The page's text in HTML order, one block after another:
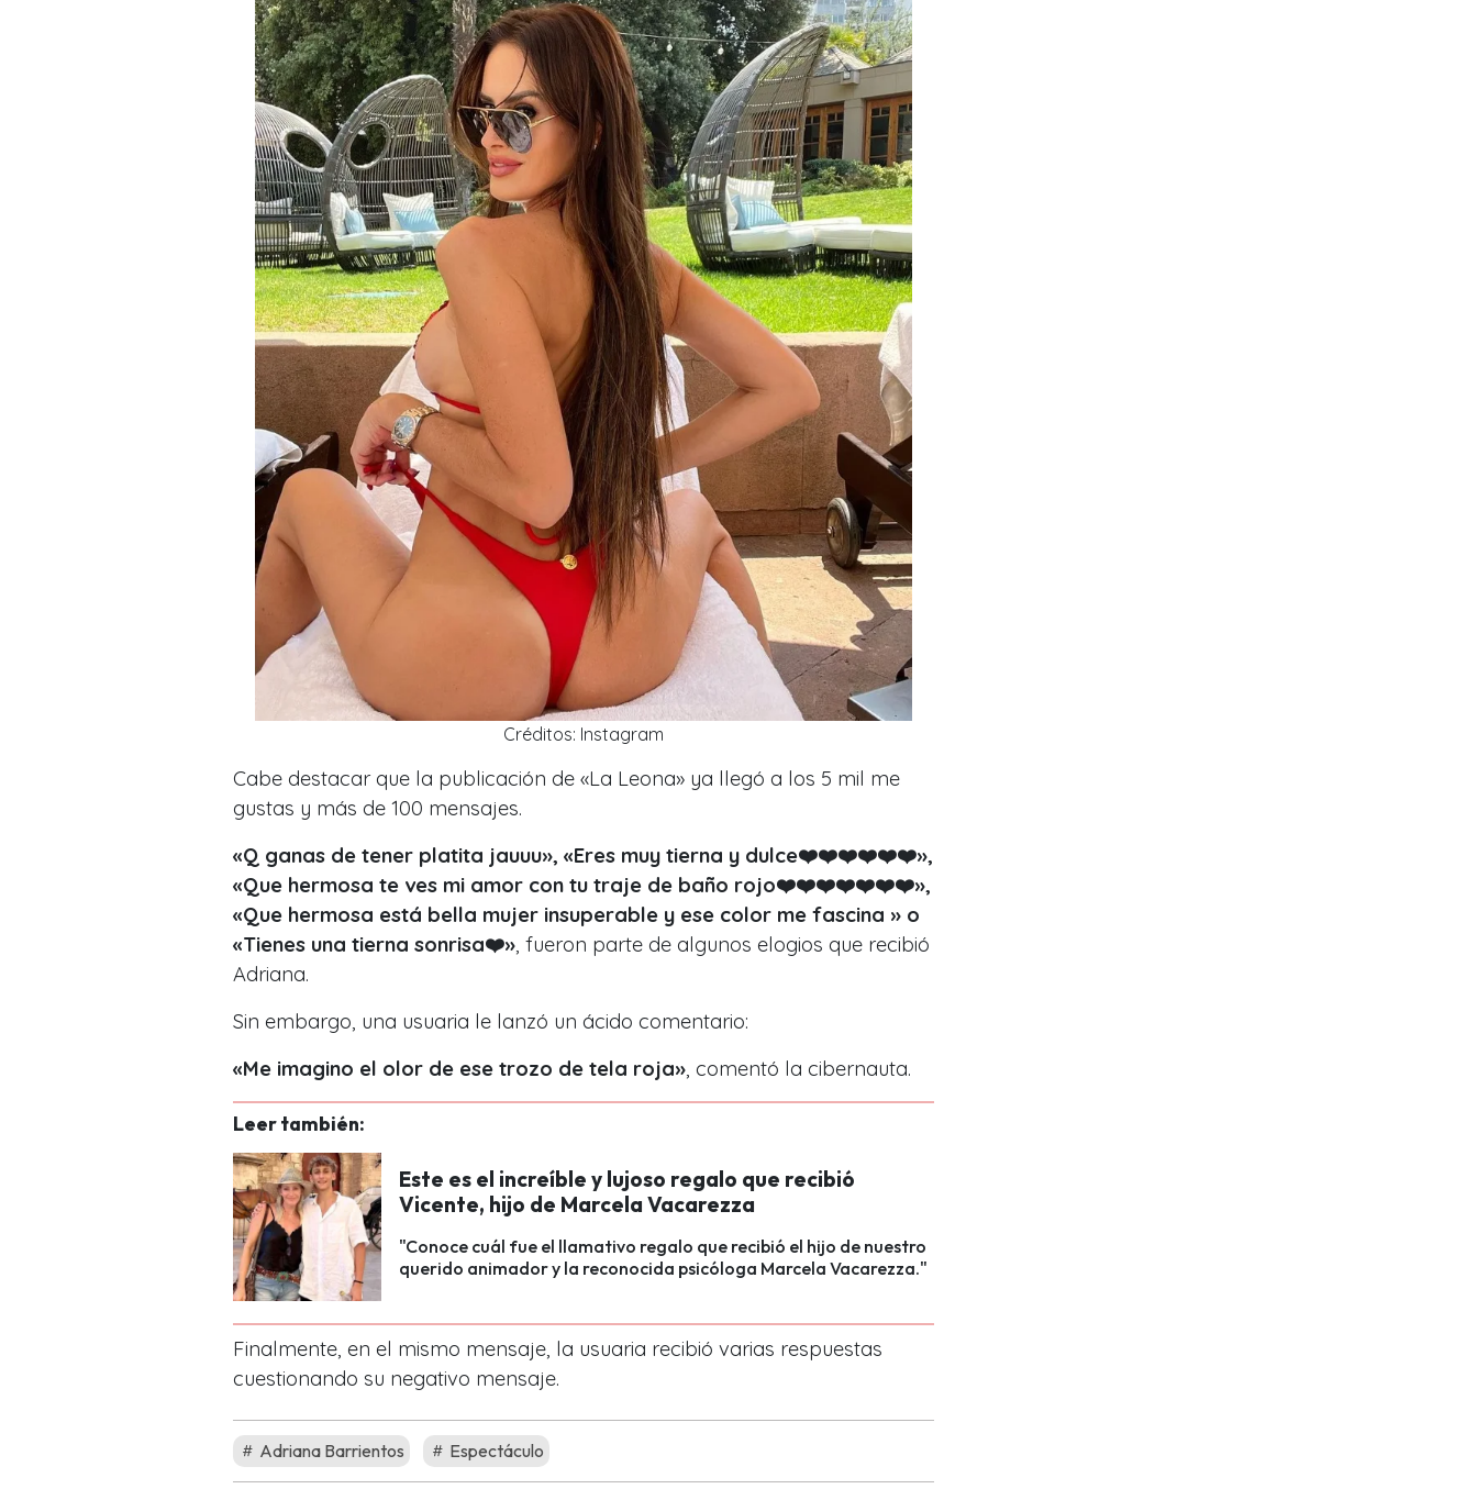
Créditos: Instagram
Cabe destacar que la publicación de «La Leona» ya llegó a los 5 mil me
gustas y más de 100 mensajes.
«Q ganas de tener platita jauuu», «Eres muy tierna y dulce❤️❤️❤️❤️❤️❤️»,
«Que hermosa te ves mi amor con tu traje de baño rojo❤️❤️❤️❤️❤️❤️❤️»,
«Que hermosa está bella mujer insuperable y ese color me fascina » o
«Tienes una tierna sonrisa❤️», fueron parte de algunos elogios que recibió
Adriana.
Sin embargo, una usuaria le lanzó un ácido comentario:
«Me imagino el olor de ese trozo de tela roja», comentó la cibernauta.
Leer también:
Este es el increíble y lujoso regalo que recibió
Vicente, hijo de Marcela Vacarezza
"Conoce cuál fue el llamativo regalo que recibió el hijo de nuestro
querido animador y la reconocida psicóloga Marcela Vacarezza."
Finalmente, en el mismo mensaje, la usuaria recibió varias respuestas
cuestionando su negativo mensaje.
Adriana Barrientos Espectáculo